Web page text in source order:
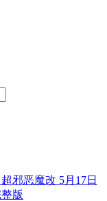
邪恶魔改 5月17日
版